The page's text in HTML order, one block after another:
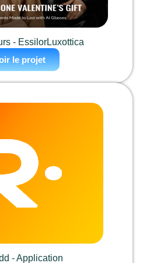
- EssilorLuxottica
le projet
- Application